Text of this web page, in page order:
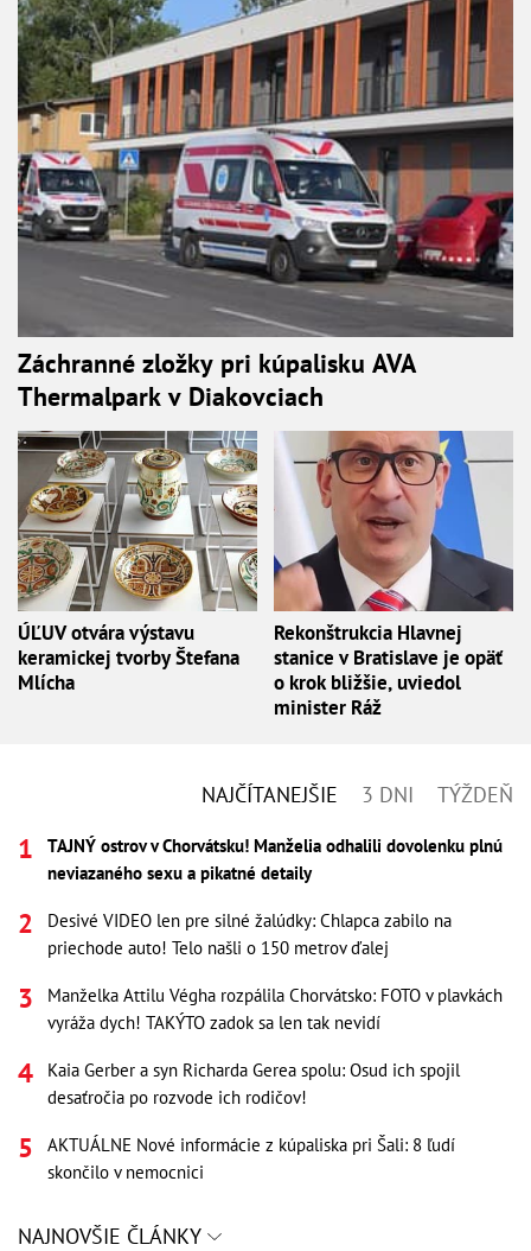
Záchranné zložky pri kúpalisku AVA
Thermalpark v Diakovciach
ÚĽUV otvára výstavu
keramickej tvorby Štefana
Mlícha
Rekonštrukcia Hlavnej
stanice v Bratislave je opäť
o krok bližšie, uviedol
minister Ráž
NAJČÍTANEJŠIE 3 DNI TÝŽDEŇ
TAJNÝ ostrov v Chorvátsku! Manželia odhalili dovolenku plnú
neviazaného sexu a pikatné detaily
Desivé VIDEO len pre silné žalúdky: Chlapca zabilo na
priechode auto! Telo našli o 150 metrov ďalej
Manželka Attilu Végha rozpálila Chorvátsko: FOTO v plavkách
vyráža dych! TAKÝTO zadok sa len tak nevidí
Kaia Gerber a syn Richarda Gerea spolu: Osud ich spojil
desaťročia po rozvode ich rodičov!
AKTUÁLNE Nové informácie z kúpaliska pri Šali: 8 ľudí
skončilo v nemocnici
NAJNOVŠIE ČLÁNKY